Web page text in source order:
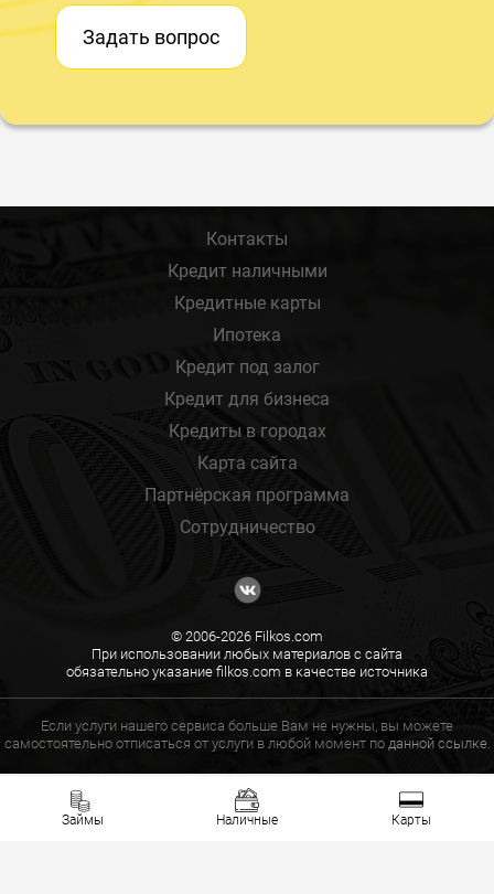
Задать вопрос
Займы Наличные Карты
Контакты
Кредит наличными
Кредитные карты
Ипотека
Кредит под залог
Кредит для бизнеса
Кредиты в городах
Карта сайта
Партнёрская программа
Сотрудничество
© 2006-2026 Filkos.com
При использовании любых материалов с сайта
обязательно указание filkos.com в качестве источника
Если услуги нашего сервиса больше Вам не нужны, вы можете
самостоятельно отписаться от услуги в любой момент по данной ссылке.